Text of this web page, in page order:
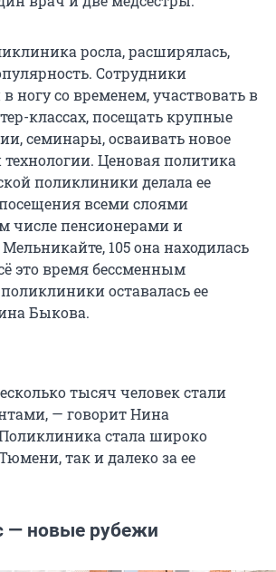
росла, расширялась,
Сотрудники
ногу со временем, участвовать в
классах, посещать крупные
семинары, осваивать новое
технологии. Ценовая политика
поликлиники делала ее
всеми слоями
числе пенсионерами и
105 она находилась
это время бессменным
оставалась ее
Быкова.
тысяч человек стали
— говорит Нина
стала широко
так и далеко за ее
— новые рубежи